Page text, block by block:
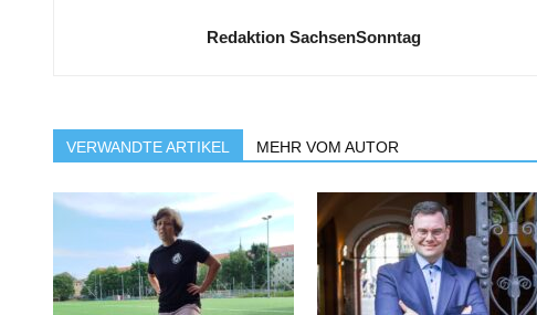
Redaktion SachsenSonntag
VERWANDTE ARTIKEL MEHR VOM AUTOR